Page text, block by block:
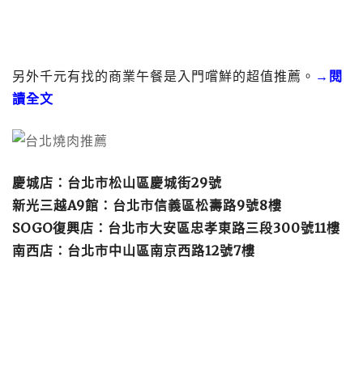
另外千元有找的商業午餐是入門嚐鮮的超值推薦。 →閱
讀全文
慶城店： 台北市松山區慶城街29號
新光三越A9館： 台北市信義區松壽路9號8樓
SOGO復興店：台北市大安區忠孝東路三段300號11樓
南西店：台北市中山區南京西路12號7樓